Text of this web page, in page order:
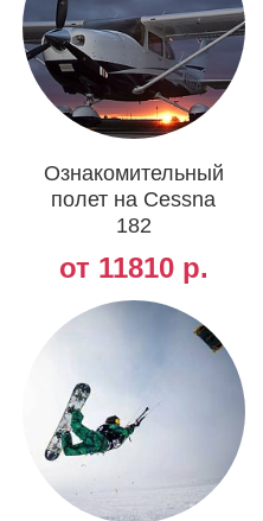
Ознакомительный
полет на Cessna
182
от 11810 р.